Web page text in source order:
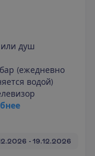
душ
(ежедневно
водой)
бнее
- 19.12.2026